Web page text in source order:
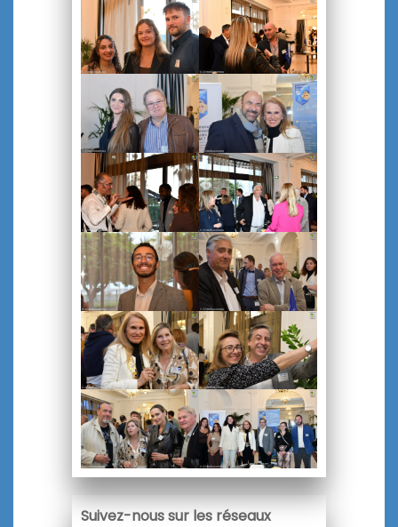
Suivez-nous sur les réseaux